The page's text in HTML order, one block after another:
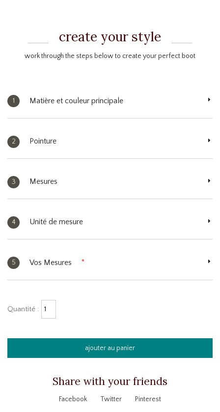
create your style
work through the steps below to create your perfect boot
1 Matière et couleur principale
2 Pointure
3 Mesures
4 Unité de mesure
5 Vos Mesures *
Quantité :
ajouter au panier
Share with your friends
Facebook Twitter Pinterest